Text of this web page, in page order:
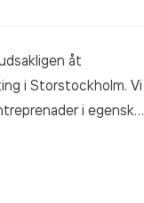
åt
i Storstockholm. Vi
i egenskap
är en pålitlig
leverantörer.